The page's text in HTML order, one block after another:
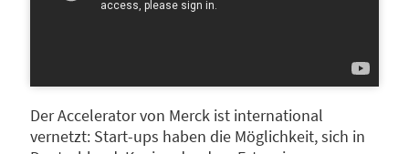
Der Accelerator von Merck ist international
vernetzt: Start-ups haben die Möglichkeit, sich in